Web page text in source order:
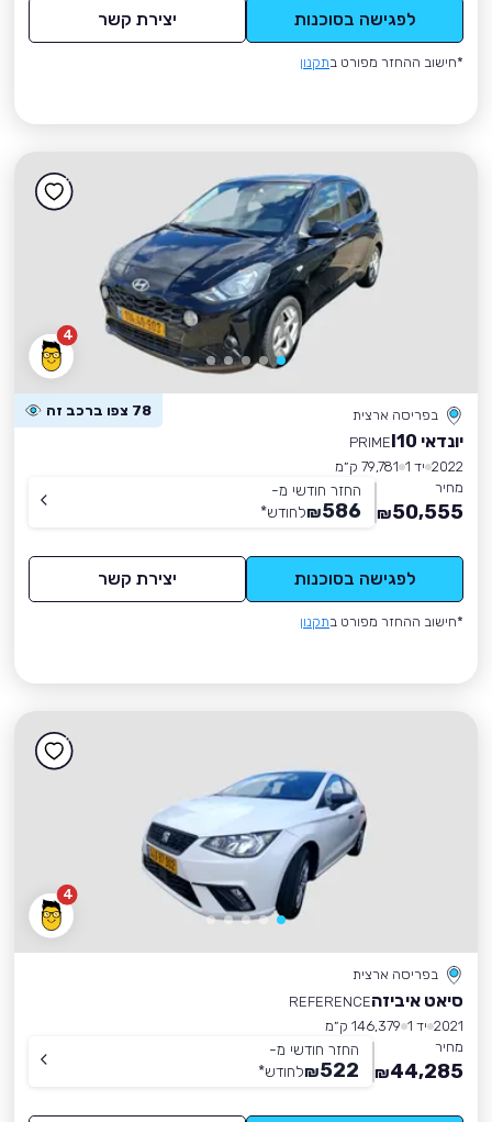
לפגישה בסוכנות יצירת קשר
*חישוב ההחזר מפורט בתקנון
4
בפריסה ארצית 78 צפו ברכב זה
יונדאי I10
PRIME
2022 יד 1
79,781 ק״מ
מחיר
50,555
₪
החזר חודשי מ-
586
₪לחודש*
לפגישה בסוכנות יצירת קשר
*חישוב ההחזר מפורט בתקנון
4
בפריסה ארצית
סיאט איביזהREFERENCE
2021 יד 1
146,379 ק״מ
מחיר
44,285
₪
החזר חודשי מ-
522
₪לחודש*